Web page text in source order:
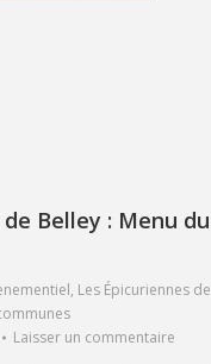
Belley : Menu du
, Les Épicuriennes de
Laisser un commentaire